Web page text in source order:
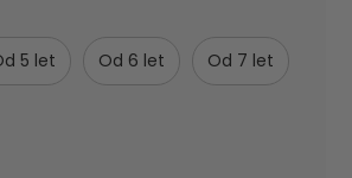
5 let Od 6 let Od 7 let